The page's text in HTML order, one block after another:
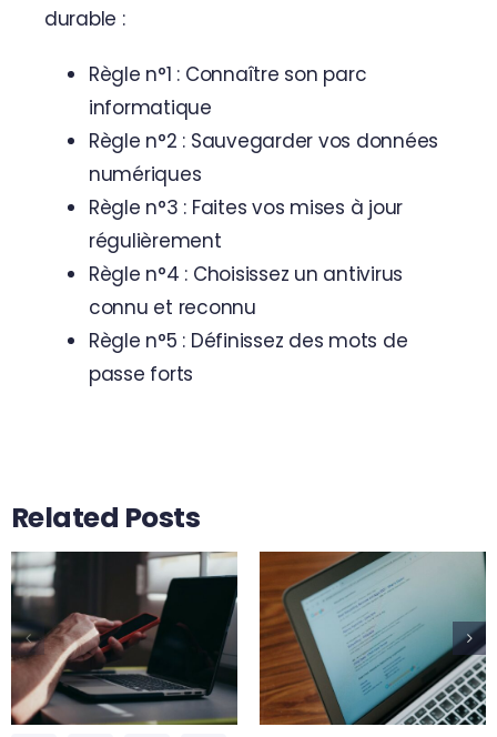
durable :
Règle n°1 : Connaître son parc
informatique
Règle n°2 : Sauvegarder vos données
numériques
Règle n°3 : Faites vos mises à jour
régulièrement
Règle n°4 : Choisissez un antivirus
connu et reconnu
Règle n°5 : Définissez des mots de
passe forts
Related Posts
Usurpation de
site internet :
que faire pour
protéger votre
entreprise ?
Les 5 piliers
d’une
maintenance en
condition
opérationnelle
efficace